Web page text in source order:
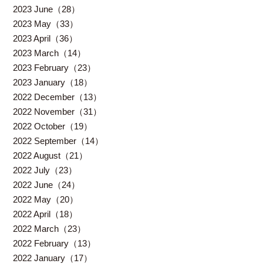
2023 June（28）
2023 May（33）
2023 April（36）
2023 March（14）
2023 February（23）
2023 January（18）
2022 December（13）
2022 November（31）
2022 October（19）
2022 September（14）
2022 August（21）
2022 July（23）
2022 June（24）
2022 May（20）
2022 April（18）
2022 March（23）
2022 February（13）
2022 January（17）